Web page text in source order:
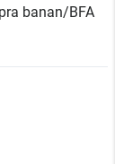
banan/BFA